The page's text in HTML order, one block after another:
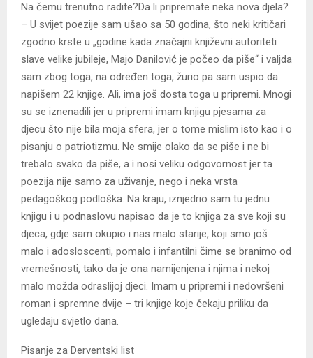
Na čemu trenutno radite?Da li pripremate neka nova djela?
– U svijet poezije sam ušao sa 50 godina, što neki kritičari
zgodno krste u „godine kada značajni književni autoriteti
slave velike jubileje, Majo Danilović je počeo da piše“ i valjda
sam zbog toga, na određen toga, žurio pa sam uspio da
napišem 22 knjige. Ali, ima još dosta toga u pripremi. Mnogi
su se iznenadili jer u pripremi imam knjigu pjesama za
djecu što nije bila moja sfera, jer o tome mislim isto kao i o
pisanju o patriotizmu. Ne smije olako da se piše i ne bi
trebalo svako da piše, a i nosi veliku odgovornost jer ta
poezija nije samo za uživanje, nego i neka vrsta
pedagoškog podloška. Na kraju, iznjedrio sam tu jednu
knjigu i u podnaslovu napisao da je to knjiga za sve koji su
djeca, gdje sam okupio i nas malo starije, koji smo još
malo i adosloscenti, pomalo i infantilni čime se branimo od
vremešnosti, tako da je ona namijenjena i njima i nekoj
malo možda odraslijoj djeci. Imam u pripremi i nedovršeni
roman i spremne dvije – tri knjige koje čekaju priliku da
ugledaju svjetlo dana.
Pisanje za Derventski list